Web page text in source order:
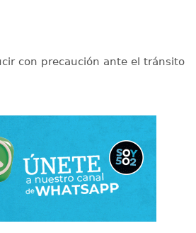
con precaución ante el tránsito